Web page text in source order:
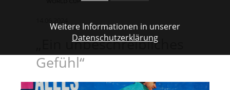
„Ein unbeschreibliches
Gefühl“
Weitere Informationen in unserer
Datenschutzerklärung